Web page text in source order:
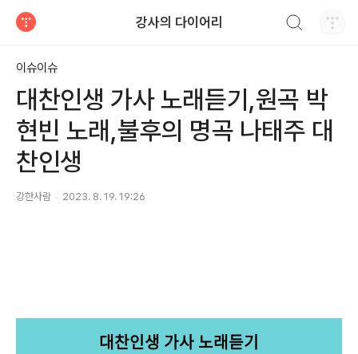
강사의 다이어리
이슈이슈
대찬인생 가사 노래듣기,원곡 박
현빈 노래,불후의 명곡 나태주 대
찬인생
강한사람 2023. 8. 19. 19:26
대찬인생 가사 노래듣기